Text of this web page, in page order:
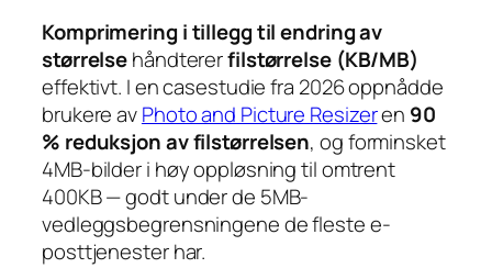
Komprimering i tillegg til endring av
størrelsehåndtererfilstørrelse (KB/MB)
effektivt. I en casestudie fra 2026 oppnådde
brukere avPhoto and Picture Resizeren 90
% reduksjon av filstørrelsen, og forminsket
4MB-bilder i høy oppløsning til omtrent
400KB — godt under de 5MB-
vedleggsbegrensningene de fleste e-
posttjenester har.